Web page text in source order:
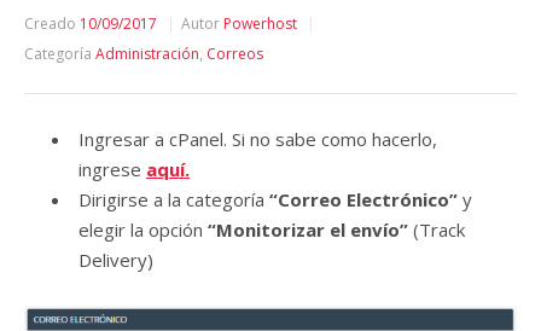
Creado 10/09/2017 Autor Powerhost
Categoría Administración, Correos
Ingresar a cPanel. Si no sabe como hacerlo,
ingrese aquí.
Dirigirse a la categoría “Correo Electrónico” y
elegir la opción “Monitorizar el envío” (Track
Delivery)